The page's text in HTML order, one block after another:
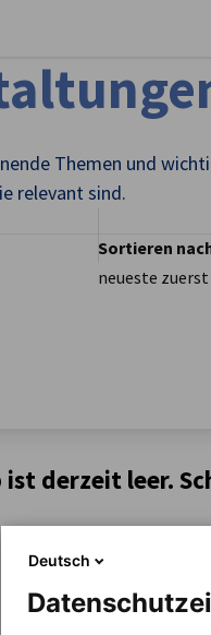
Themen und
relevant sind.
aktualisiert
Sortieren
neueste zuerst
derzeit leer.
Deutsch